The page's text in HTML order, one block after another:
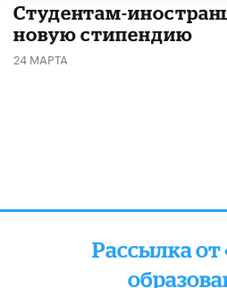
Студентам-
новую стипендию
24 МАРТА
Рассылка от